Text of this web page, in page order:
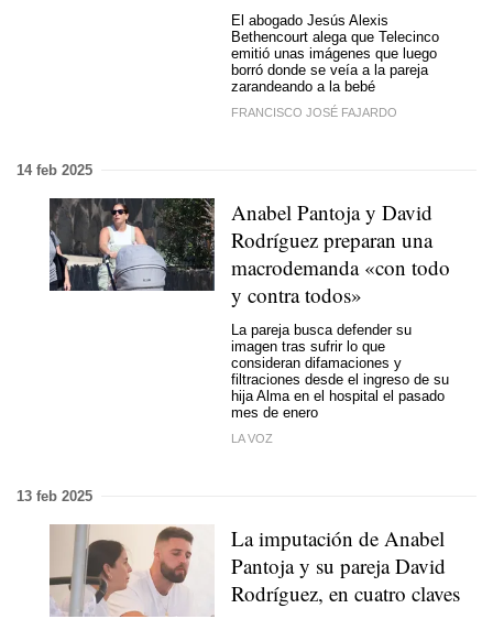
El abogado Jesús Alexis
Bethencourt alega que Telecinco
emitió unas imágenes que luego
borró donde se veía a la pareja
zarandeando a la bebé
FRANCISCO JOSÉ FAJARDO
14 feb 2025
Anabel Pantoja y David
Rodríguez preparan una
macrodemanda «con todo
y contra todos»
La pareja busca defender su
imagen tras sufrir lo que
consideran difamaciones y
filtraciones desde el ingreso de su
hija Alma en el hospital el pasado
mes de enero
LA VOZ
13 feb 2025
La imputación de Anabel
Pantoja y su pareja David
Rodríguez, en cuatro claves